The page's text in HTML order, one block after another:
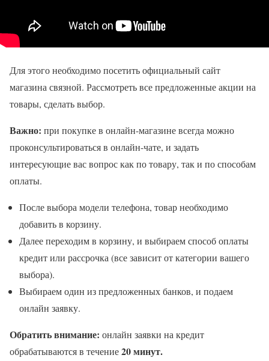
Для этого необходимо посетить официальный сайт
магазина связной. Рассмотреть все предложенные акции на
товары, сделать выбор.
Важно: при покупке в онлайн-магазине всегда можно
проконсультироваться в онлайн-чате, и задать
интересующие вас вопрос как по товару, так и по способам
оплаты.
После выбора модели телефона, товар необходимо
добавить в корзину.
Далее переходим в корзину, и выбираем способ оплаты
кредит или рассрочка (все зависит от категории вашего
выбора).
Выбираем один из предложенных банков, и подаем
онлайн заявку.
Обратить внимание: онлайн заявки на кредит
обрабатываются в течение20 минут.